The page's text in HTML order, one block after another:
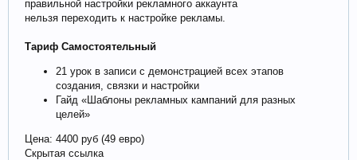
правильной настройки рекламного аккаунта
нельзя переходить к настройке рекламы.
Тариф Самостоятельный
21 урок в записи с демонстрацией всех этапов
создания, связки и настройки
Гайд «Шаблоны рекламных кампаний для разных
целей»
Цена: 4400 руб (49 евро)
Скрытая ссылка